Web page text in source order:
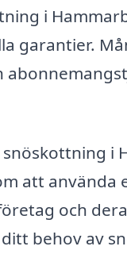
i
garantier.
i
att
och
behov av